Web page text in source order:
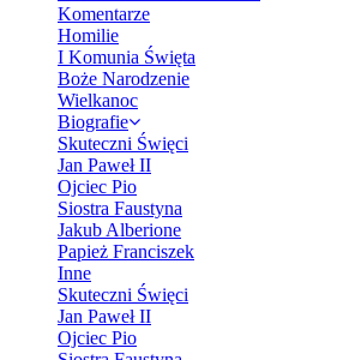
Komentarze
Homilie
I Komunia Święta
Boże Narodzenie
Wielkanoc
Biografie
Skuteczni Święci
Jan Paweł II
Ojciec Pio
Siostra Faustyna
Jakub Alberione
Papież Franciszek
Inne
Skuteczni Święci
Jan Paweł II
Ojciec Pio